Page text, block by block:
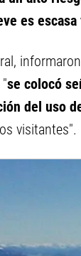
es
se colocó
del uso
visitantes".